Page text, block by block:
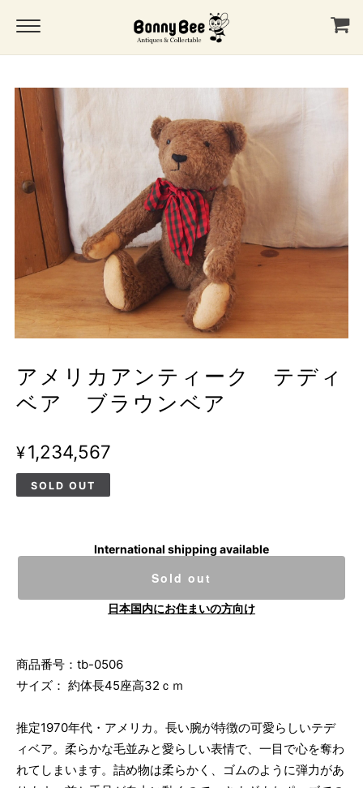
アメリカアンティーク テディ
ベア ブラウンベア
¥1,234,567
SOLD OUT
International shipping available
Sold out
日本国内にお住まいの方向け
商品番号：tb-0506
サイズ： 約体長45座高32ｃｍ
推定1970年代・アメリカ。長い腕が特徴の可愛らしいテデ
ィベア。柔らかな毛並みと愛らしい表情で、一目で心を奪わ
れてしまいます。詰め物は柔らかく、ゴムのように弾力があ